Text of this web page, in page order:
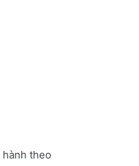
hành theo